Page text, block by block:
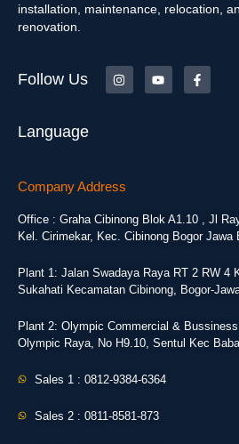
installation, maintenance, relocation,
renovation.
Follow Us
Language
Company Address
Office : Graha Cibinong Blok A1.10 , Jl
Kel. Cirimekar, Kec. Cibinong Bogor Jawa
Plant 1: Jalan Swadaya Raya RT 2 RW 4
Sukahati Kecamatan Cibinong, Bogor-
Plant 2: Olympic Commercial &
Olympic Raya, No H9.10, Sentul Kec
Sales 1 : 0812-9384-6364
Sales 2 : 0811-8581-873